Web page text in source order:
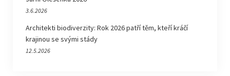
3.6.2026
Architekti biodiverzity: Rok 2026 patří těm, kteří kráčí
krajinou se svými stády
12.5.2026